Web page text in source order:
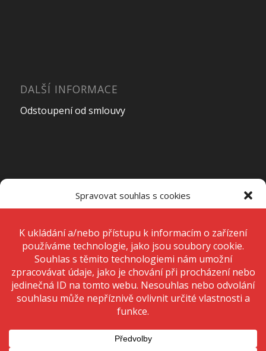
Spravovat souhlas s cookies
technologie, jako jsou soubory cookie. Děláme to, abychom zlepšili
zážitek z prohlížení a zobrazovali personalizované reklamy. Souhlas s
těmito technologiemi nám umožní zpracovávat údaje, jako je chování
při procházení nebo jedinečná ID na tomto webu. Nesouhlas nebo
odvolání souhlasu může nepříznivě ovlivnit určité vlastnosti a funkce.
Přijmout
Odmítnout
DALŠÍ INFORMACE
Odstoupení od smlouvy
Pondělí – Pátek7:00 – 15:00
SobotaZavřeno
Neděle Zavřeno